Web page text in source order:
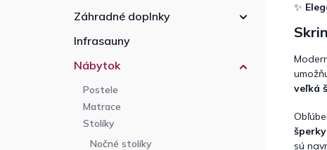
Záhradné doplnky
Infrasauny
Nábytok
Postele
Matrace
Stolíky
Nočné stolíky
✨
veľká
sú